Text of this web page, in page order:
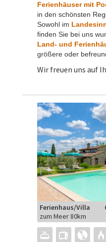
Ferienhäuser mit
in den schönsten
Sowohl im
finden Sie bei uns
Land- und
größere oder
Wir freuen uns auf
Ferienhaus/Villa
zum Meer 80km